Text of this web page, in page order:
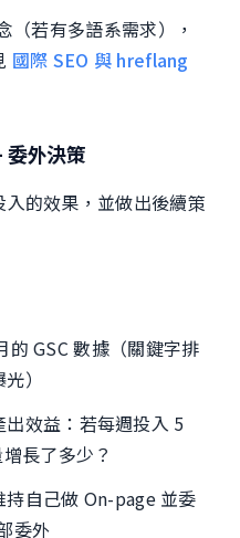
若有多語系需求），
國際 SEO 與 hreflang
外決策
入的效果，並做出後續策
GSC 數據（關鍵字排
）
效益：若每週投入 5
長了多少？
自己做 On-page 並委
委外